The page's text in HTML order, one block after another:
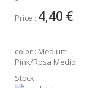
Price : 4,40 €
color : Medium
Pink/Rosa Medio
Stock :